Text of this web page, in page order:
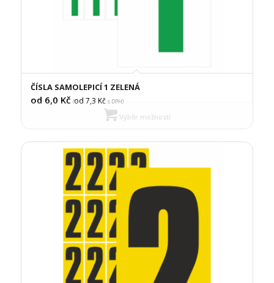
ČÍSLA SAMOLEPICÍ 1 ZELENÁ
od 6,0 Kč (od 7,3 Kčs DPH)
Výběr možností